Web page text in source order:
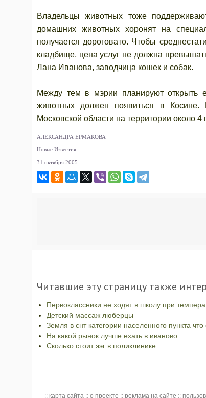
Владельцы животных тоже
домашних животных хоронят на
получается дороговато. Чтобы
кладбище, цена услуг не должна
Лана Иванова, заводчица кошек и собак.
Между тем в мэрии планируют открыть
животных должен появиться в Косине.
Московской области на территории около 4
АЛЕКСАНДРА ЕРМАКОВА
Новые Известия
31 октября 2005
Читавшие эту страницу также
Первоклассники не ходят в школу при
Детский массаж люберцы
Земля в снт категории населенного пункта
На какой рынок лучше ехать в иваново
Сколько стоит ээг в поликлинике
:: карта сайта :: о проекте :: реклама на сайте ::